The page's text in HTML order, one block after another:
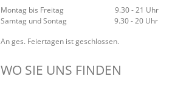
Montag bis Freitag 9.30 - 21 Uhr
Samtag und Sontag 9.30 - 20 Uhr
An ges. Feiertagen ist geschlossen.
WO SIE UNS FINDEN